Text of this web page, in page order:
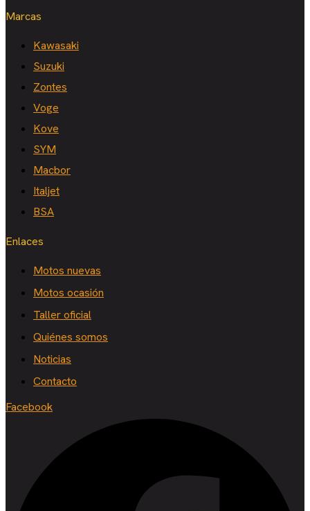
Marcas
Kawasaki
Suzuki
Zontes
Voge
Kove
SYM
Macbor
Italjet
BSA
Enlaces
Motos nuevas
Motos ocasión
Taller oficial
Quiénes somos
Noticias
Contacto
Facebook